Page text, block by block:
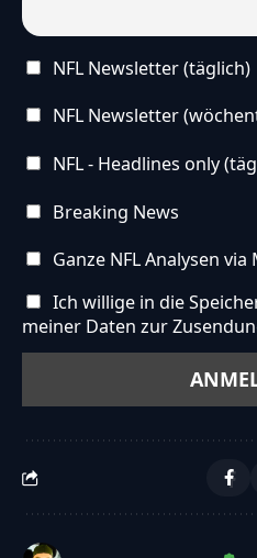
NFL Newsletter (täglich)
NFL Newsletter
NFL - Headlines only
Breaking News
Ganze NFL Analysen via
Ich willige in die
meiner Daten zur